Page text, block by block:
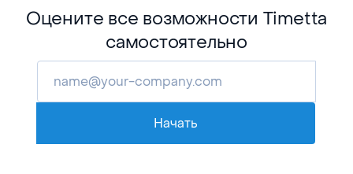
Оцените все возможности Timetta
самостоятельно
Начать